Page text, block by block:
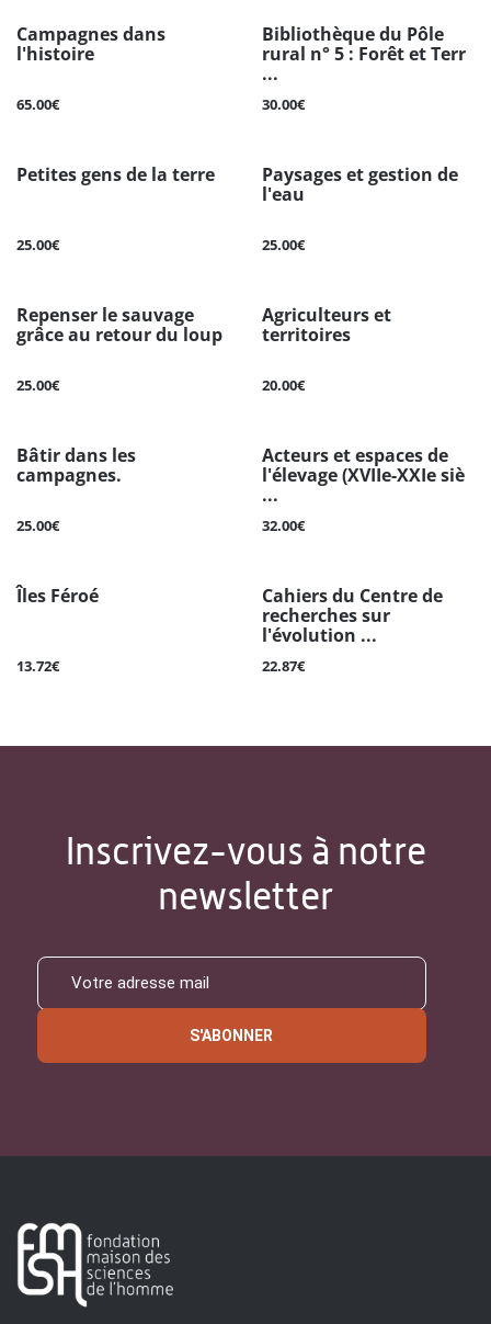
Campagnes dans
l'histoire
65.00€
Bibliothèque du Pôle
rural n° 5 : Forêt et Terr
...
30.00€
Petites gens de la terre
25.00€
Paysages et gestion de
l'eau
25.00€
Repenser le sauvage
grâce au retour du loup
25.00€
Agriculteurs et
territoires
20.00€
Bâtir dans les
campagnes.
25.00€
Acteurs et espaces de
l'élevage (XVIIe-XXIe siè
...
32.00€
Îles Féroé
13.72€
Cahiers du Centre de
recherches sur
l'évolution ...
22.87€
Inscrivez-vous à notre
newsletter
S'ABONNER